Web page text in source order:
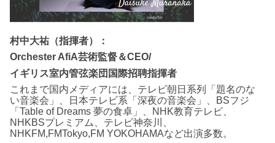
村中大祐（指揮者）：
Orchester AfiA芸術監督＆CEO/
イギリス室内管弦楽団国際招聘指揮者
これまで国内メディアには、テレビ朝日系列「題名のな
い音楽会」、日本テレビ系「深夜の音楽会」、BSフジ
「Table of Dreams 夢の食卓」、NHK教育テレビ、
NHKBSプレミアム、テレビ神奈川、
NHKFM,FMTokyo,FM YOKOHAMAなど出演多数。